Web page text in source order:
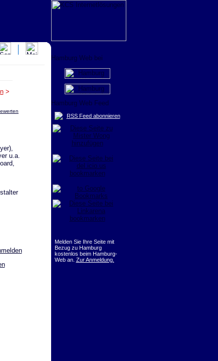
>
u.a.
RSS Feed abonnieren
Melden Sie Ihre Seite mit
Bezug zu Hamburg
kostenlos beim Hamburg-
Web an. Zur Anmeldung.